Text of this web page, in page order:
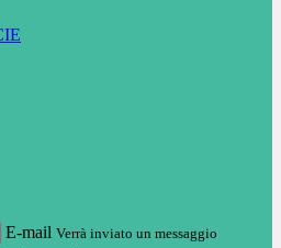
E-mail Verrà inviato un messaggio